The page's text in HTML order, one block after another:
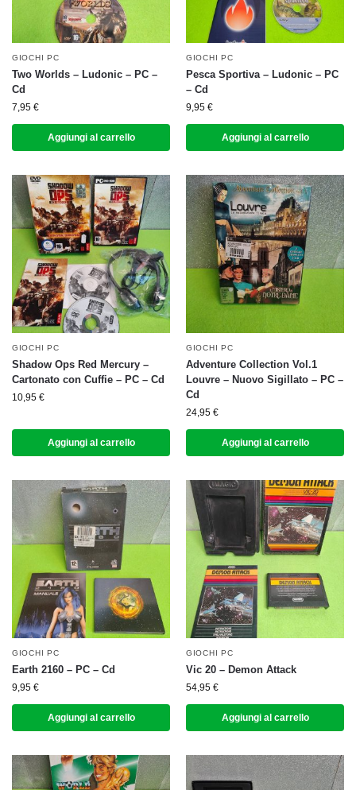
GIOCHI PC
Two Worlds – Ludonic – PC –
Cd
7,95 €
Aggiungi al carrello
GIOCHI PC
Pesca Sportiva – Ludonic – PC
– Cd
9,95 €
Aggiungi al carrello
GIOCHI PC
Shadow Ops Red Mercury –
Cartonato con Cuffie – PC – Cd
10,95 €
Aggiungi al carrello
GIOCHI PC
Adventure Collection Vol.1
Louvre – Nuovo Sigillato – PC –
Cd
24,95 €
Aggiungi al carrello
GIOCHI PC
Earth 2160 – PC – Cd
9,95 €
Aggiungi al carrello
GIOCHI PC
Vic 20 – Demon Attack
54,95 €
Aggiungi al carrello